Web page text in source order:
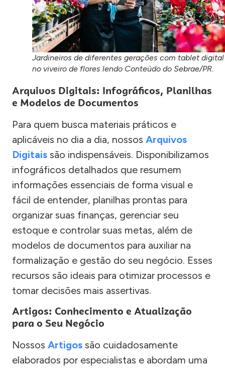
Jardineiros de diferentes gerações com tablet digital
no viveiro de flores lendo Conteúdo do Sebrae/PR.
Arquivos Digitais: Infográficos, Planilhas
e Modelos de Documentos
Para quem busca materiais práticos e
aplicáveis no dia a dia, nossos Arquivos
Digitais são indispensáveis. Disponibilizamos
infográficos detalhados que resumem
informações essenciais de forma visual e
fácil de entender, planilhas prontas para
organizar suas finanças, gerenciar seu
estoque e controlar suas metas, além de
modelos de documentos para auxiliar na
formalização e gestão do seu negócio. Esses
recursos são ideais para otimizar processos e
tomar decisões mais assertivas.
Artigos: Conhecimento e Atualização
para o Seu Negócio
Nossos Artigos são cuidadosamente
elaborados por especialistas e abordam uma